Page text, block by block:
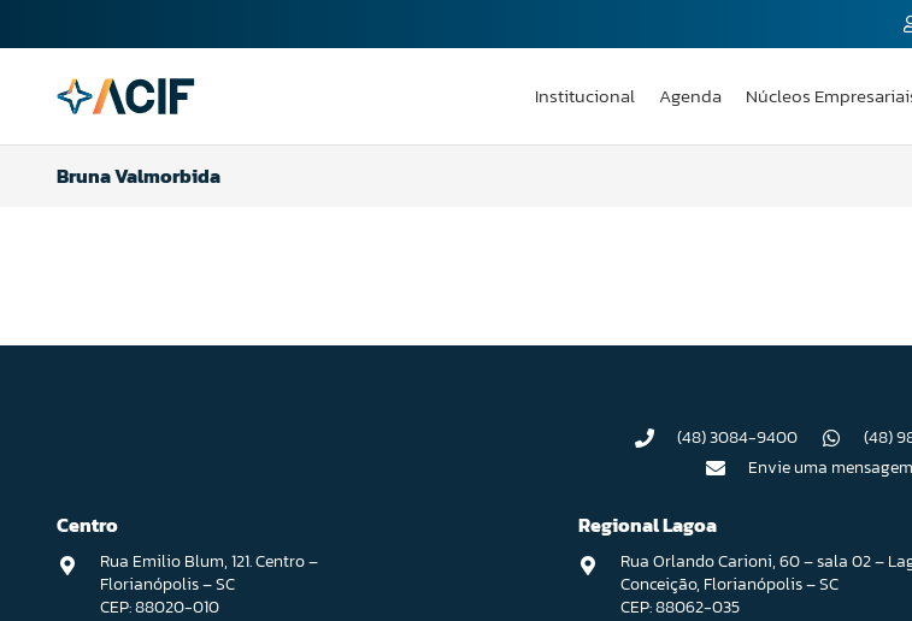
Institucional Agenda Núcleos
Bruna Valmorbida
(48) 3084-9400
(48)
Envie uma mensagem
Centro
Rua Emilio Blum, 121. Centro –
Florianópolis – SC
CEP: 88020-010
Regional Lagoa
Rua Orlando Carioni, 60 – sala 02 –
Conceição, Florianópolis – SC
CEP: 88062-035